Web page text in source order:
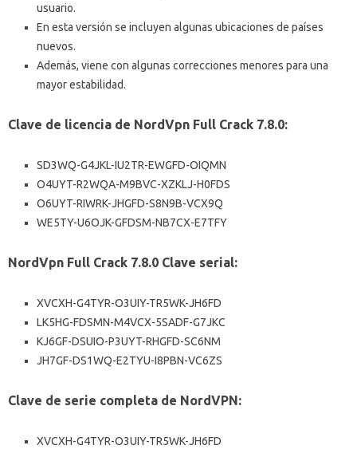
usuario.
En esta versión se incluyen algunas ubicaciones de países
nuevos.
Además, viene con algunas correcciones menores para una
mayor estabilidad.
Clave de licencia de NordVpn Full Crack 7.8.0:
SD3WQ-G4JKL-IU2TR-EWGFD-OIQMN
O4UYT-R2WQA-M9BVC-XZKLJ-H0FDS
O6UYT-RIWRK-JHGFD-S8N9B-VCX9Q
WE5TY-U6OJK-GFDSM-NB7CX-E7TFY
NordVpn Full Crack 7.8.0 Clave serial:
XVCXH-G4TYR-O3UIY-TR5WK-JH6FD
LK5HG-FDSMN-M4VCX-5SADF-G7JKC
KJ6GF-DSUIO-P3UYT-RHGFD-SC6NM
JH7GF-DS1WQ-E2TYU-I8PBN-VC6ZS
Clave de serie completa de NordVPN:
XVCXH-G4TYR-O3UIY-TR5WK-JH6FD